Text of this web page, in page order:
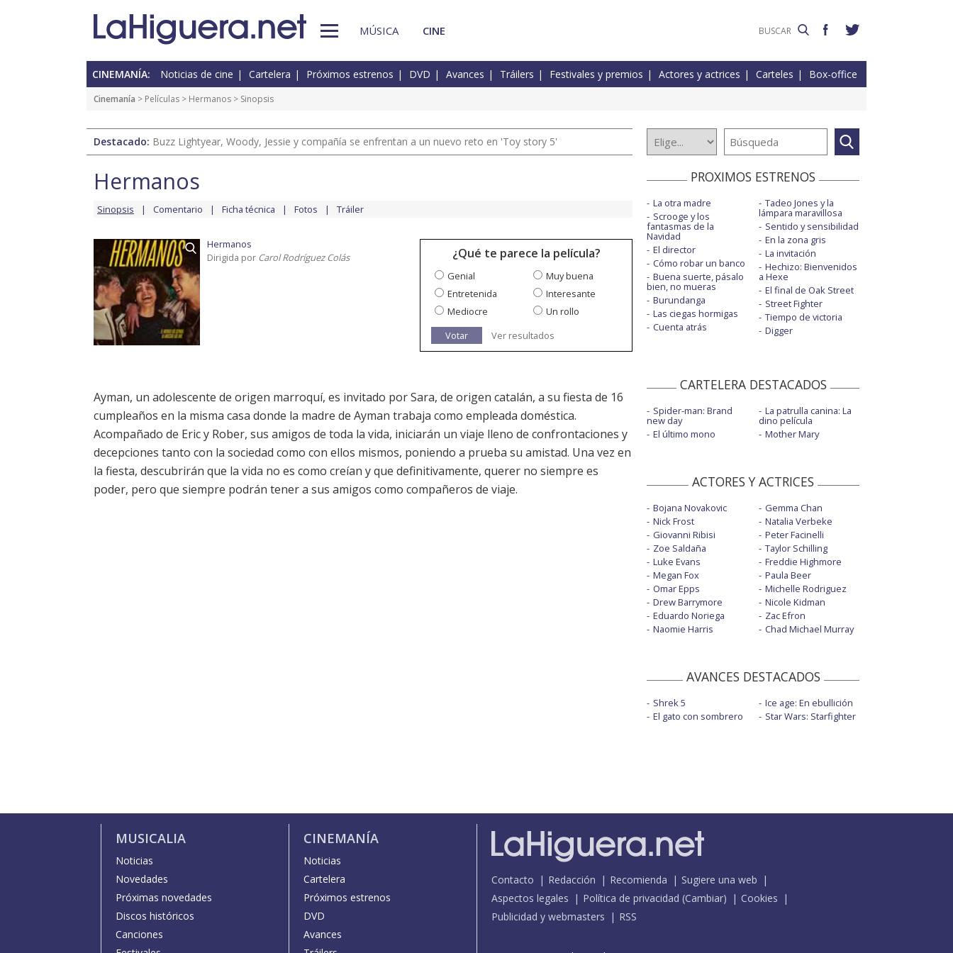
MÚSICA CINE
CINEMANÍA: Noticias de cine Cartelera Próximos estrenos DVD Avances Tráilers Festivales y premios Actores y actrices Carteles Box-office
Cinemanía > Películas > Hermanos > Sinopsis
Destacado: Buzz Lightyear, Woody, Jessie y compañía se enfrentan a un nuevo reto en 'Toy story 5'
Hermanos
Sinopsis Comentario Ficha técnica Fotos Tráiler
Hermanos
Dirigida por Carol Rodríguez Colás ¿Qué te parece la película?
Genial
Muy buena
Entretenida
Interesante
Mediocre
Un rollo
Votar
Ver resultados
Ayman, un adolescente de origen marroquí, es invitado por Sara, de origen catalán, a su fiesta de 16
cumpleaños en la misma casa donde la madre de Ayman trabaja como empleada doméstica.
Acompañado de Eric y Rober, sus amigos de toda la vida, iniciarán un viaje lleno de confrontaciones y
decepciones tanto con la sociedad como con ellos mismos, poniendo a prueba su amistad. Una vez en
la fiesta, descubrirán que la vida no es como creían y que definitivamente, querer no siempre es
poder, pero que siempre podrán tener a sus amigos como compañeros de viaje.
PROXIMOS ESTRENOS
La otra madre
Scrooge y los
fantasmas de la
Navidad
El director
Cómo robar un banco
Buena suerte, pásalo
bien, no mueras
Burundanga
Las ciegas hormigas
Cuenta atrás
Tadeo Jones y la
lámpara maravillosa
Sentido y sensibilidad
En la zona gris
La invitación
Hechizo: Bienvenidos
a Hexe
El final de Oak Street
Street Fighter
Tiempo de victoria
Digger
CARTELERA DESTACADOS
Spider-man: Brand
new day
El último mono
La patrulla canina: La
dino película
Mother Mary
ACTORES Y ACTRICES
Bojana Novakovic
Nick Frost
Giovanni Ribisi
Zoe Saldaña
Luke Evans
Megan Fox
Omar Epps
Drew Barrymore
Eduardo Noriega
Naomie Harris
Gemma Chan
Natalia Verbeke
Peter Facinelli
Taylor Schilling
Freddie Highmore
Paula Beer
Michelle Rodriguez
Nicole Kidman
Zac Efron
Chad Michael Murray
AVANCES DESTACADOS
Shrek 5
El gato con sombrero
Ice age: En ebullición
Star Wars: Starfighter
MUSICALIA
Noticias
Novedades
Próximas novedades
Discos históricos
Canciones
CINEMANÍA
Noticias
Cartelera
Próximos estrenos
DVD
Avances
Contacto Redacción Recomienda
Sugiere una web
Aspectos legales
Política de privacidad (Cambiar)
Cookies
Publicidad y webmasters
RSS